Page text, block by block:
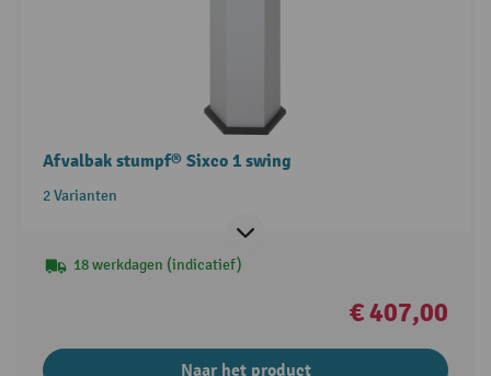
Afvalbak stumpf® Sixco 1 swing
2 Varianten
18 werkdagen (indicatief)
€ 407,00
Naar het product